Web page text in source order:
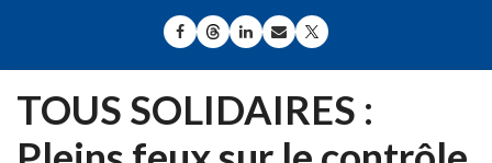
SHARE ON FACEBOOK
SHARE ON THREADS
SHARE ON LINKEDIN
SHARE BY EMAIL
SHARE ON X
TOUS SOLIDAIRES :